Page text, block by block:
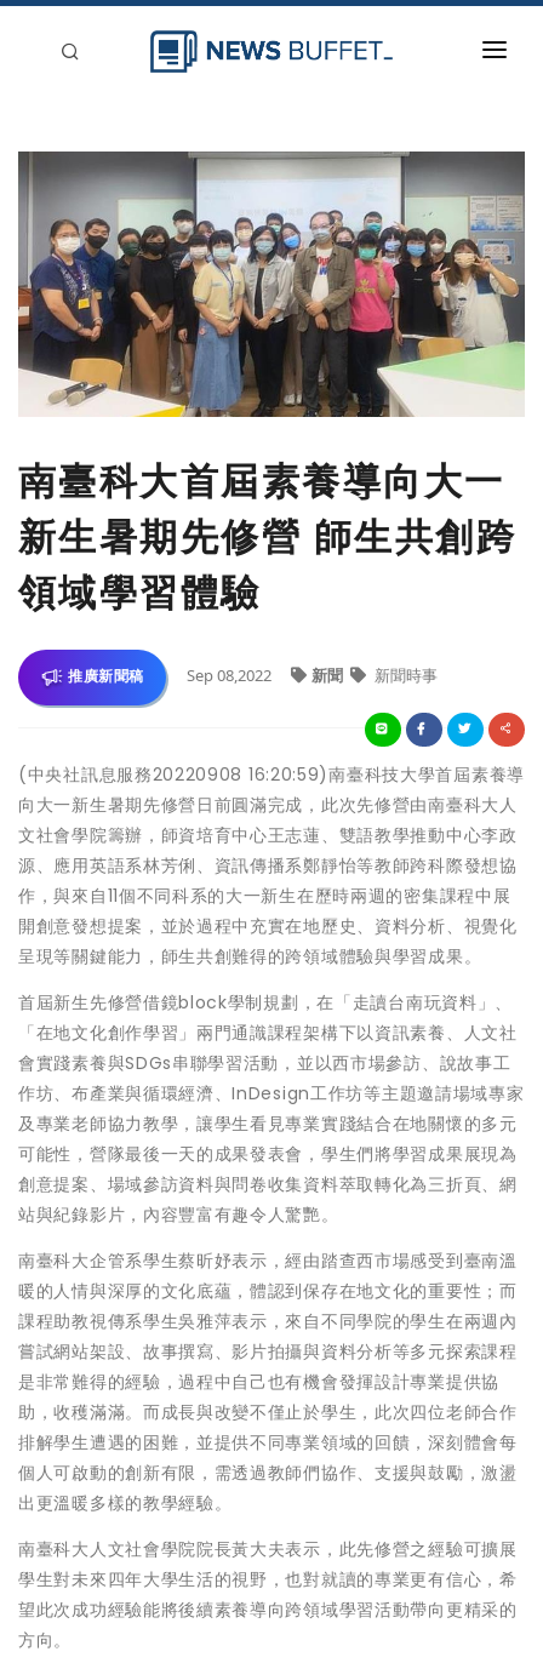
刊登
南臺科大首屆素養導向大一
新生暑期先修營 師生共創跨
領域學習體驗
推廣新聞稿 Sep 08,2022 新聞 新聞時事
(中央社訊息服務20220908 16:20:59)南臺科技大學首屆素養導
向大一新生暑期先修營日前圓滿完成，此次先修營由南臺科大人
文社會學院籌辦，師資培育中心王志蓮、雙語教學推動中心李政
源、應用英語系林芳俐、資訊傳播系鄭靜怡等教師跨科際發想協
作，與來自11個不同科系的大一新生在歷時兩週的密集課程中展
開創意發想提案，並於過程中充實在地歷史、資料分析、視覺化
呈現等關鍵能力，師生共創難得的跨領域體驗與學習成果。
首屆新生先修營借鏡block學制規劃，在「走讀台南玩資料」、
「在地文化創作學習」兩門通識課程架構下以資訊素養、人文社
會實踐素養與SDGs串聯學習活動，並以西市場參訪、說故事工
作坊、布產業與循環經濟、InDesign工作坊等主題邀請場域專家
及專業老師協力教學，讓學生看見專業實踐結合在地關懷的多元
可能性，營隊最後一天的成果發表會，學生們將學習成果展現為
創意提案、場域參訪資料與問卷收集資料萃取轉化為三折頁、網
站與紀錄影片，內容豐富有趣令人驚艷。
南臺科大企管系學生蔡昕妤表示，經由踏查西市場感受到臺南溫
暖的人情與深厚的文化底蘊，體認到保存在地文化的重要性；而
課程助教視傳系學生吳雅萍表示，來自不同學院的學生在兩週內
嘗試網站架設、故事撰寫、影片拍攝與資料分析等多元探索課程
是非常難得的經驗，過程中自己也有機會發揮設計專業提供協
助，收穫滿滿。而成長與改變不僅止於學生，此次四位老師合作
排解學生遭遇的困難，並提供不同專業領域的回饋，深刻體會每
個人可啟動的創新有限，需透過教師們協作、支援與鼓勵，激盪
出更溫暖多樣的教學經驗。
南臺科大人文社會學院院長黃大夫表示，此先修營之經驗可擴展
學生對未來四年大學生活的視野，也對就讀的專業更有信心，希
望此次成功經驗能將後續素養導向跨領域學習活動帶向更精采的
方向。